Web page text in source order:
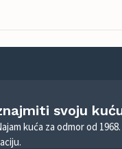
svoju
kuća za odmor od